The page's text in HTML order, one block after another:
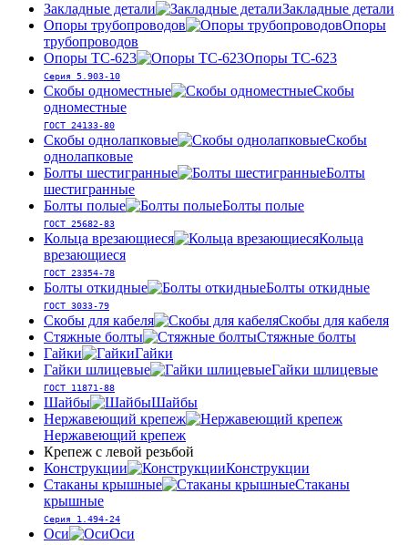
Закладные детали
Закладные детали
Опоры трубопроводов
Опоры
трубопроводов
Опоры ТС-623
Опоры ТС-623
Серия 5.903-10
Скобы одноместные
Скобы
одноместные
ГОСТ 24133-80
Скобы однолапковые
Скобы
однолапковые
Болты шестигранные
Болты
шестигранные
Болты полые
Болты полые
ГОСТ 25682-83
Кольца врезающиеся
Кольца
врезающиеся
ГОСТ 23354-78
Болты откидные Болты откидные
ГОСТ 3033-79
Скобы для кабеля
Скобы для кабеля
Стяжные болты
Стяжные болты
Гайки
Гайки
Гайки шлицевые
Гайки шлицевые
ГОСТ 11871-88
Шайбы
Шайбы
Нержавеющий крепеж
Нержавеющий крепеж
Крепеж с левой резьбой
Конструкции
Конструкции
Стаканы крышные
Стаканы
крышные
Серия 1.494-24
Оси Оси